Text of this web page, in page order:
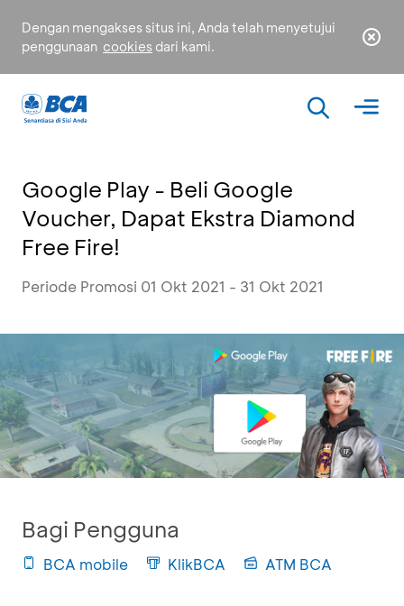
Dengan mengakses situs ini, Anda telah menyetujui
penggunaan cookies dari kami.
Google Play - Beli Google
Voucher, Dapat Ekstra Diamond
Free Fire!
Periode Promosi 01 Okt 2021 - 31 Okt 2021
Bagi Pengguna
BCA mobile KlikBCA ATM BCA